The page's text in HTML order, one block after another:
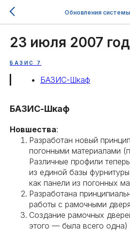
Обновления
23 июля 2007
БАЗИС 7
БАЗИС-Шкаф
БАЗИС-Шкаф
Новшества:
Разработан новый
погонными материалами
Различные профили
из единой базы
как панели из погонных
Разработана
работы с рамочными
Создание рамочных
этого — была всего одна)